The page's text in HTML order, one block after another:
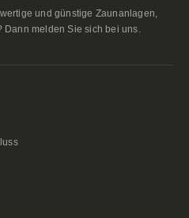
und günstige Zaunanlagen,
melden Sie sich bei uns.